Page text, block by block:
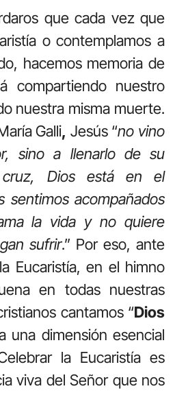
que cada vez que
o contemplamos a
hacemos memoria de
compartiendo nuestro
nuestra misma muerte.
Galli, Jesús “no vino
sino a llenarlo de su
cruz, Dios está en el
sentimos acompañados
la vida y no quiere
sufrir.” Por eso, ante
Eucaristía, en el himno
en todas nuestras
cantamos “Dios
una dimensión esencial
la Eucaristía es
viva del Señor que nos